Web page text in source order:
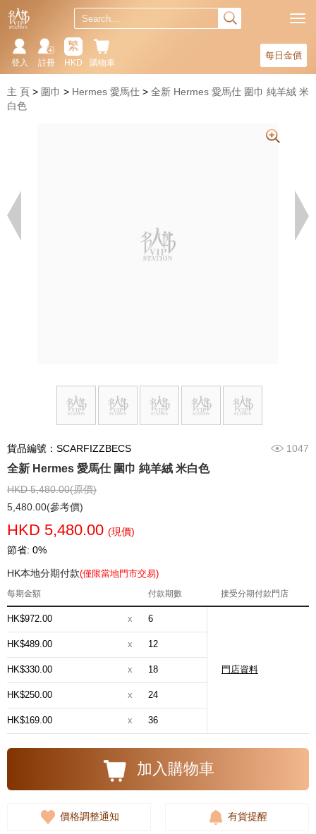
每日金價
購物車
繁
HKD
註冊
登入
主 頁 圍巾 Hermes 愛馬仕
全新 Hermes 愛馬仕 圍巾 純羊絨 米
白色
貨品編號：SCARFIZZBECS 1047
全新 Hermes 愛馬仕 圍巾 純羊絨 米白色
HKD 5,480.00(原價)
5,480.00(參考價)
HKD 5,480.00 (現價)
節省: 0%
HK本地分期付款(僅限當地門市交易)
每期金額 付款期數 接受分期付款門店
HK$972.00 x 6
門店資料
HK$489.00 x 12
HK$330.00 x 18
HK$250.00 x 24
HK$169.00 x 36
加入購物車
價格調整通知 有貨提醒